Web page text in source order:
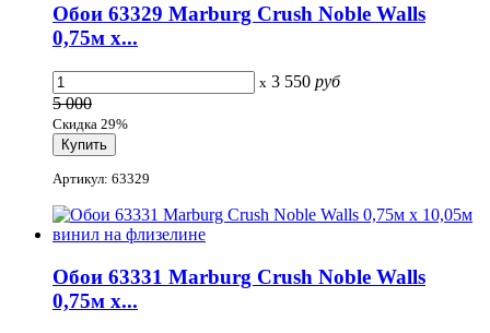
Обои 63329 Marburg Crush Noble Walls
0,75м x...
x 3 550 руб
5 000
Скидка 29%
Артикул: 63329
Обои 63331 Marburg Crush Noble Walls
0,75м x...